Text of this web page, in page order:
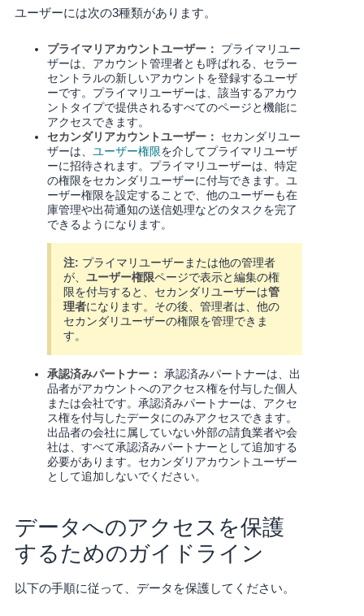
本
語
JP
English
- JP
ロ
グ
ン
さ
っ
そ
く
始
め
る
ユーザーには次の3種類があります。
プライマリアカウントユーザー：
プライマリユー
ザーは、アカウント管理者とも呼ばれる、セラー
セントラルの新しいアカウントを登録するユーザ
ーです。プライマリユーザーは、該当するアカウ
ントタイプで提供されるすべてのページと機能に
アクセスできます。
セカンダリアカウントユーザー：
セカンダリユー
ザーは、 ユーザー権限を介してプライマリユーザ
ーに招待されます。プライマリユーザーは、特定
の権限をセカンダリユーザーに付与できます。ユ
ーザー権限を設定することで、他のユーザーも在
庫管理や出荷通知の送信処理などのタスクを完了
できるようになります。
注: プライマリユーザーまたは他の管理者
が、 ユーザー権限ページで表示と編集の権
限を付与すると、セカンダリユーザーは管
理者になります。その後、管理者は、他の
セカンダリユーザーの権限を管理できま
す。
承認済みパートナー： 承認済みパートナーは、出
品者がアカウントへのアクセス権を付与した個人
または会社です。承認済みパートナーは、アクセ
ス権を付与したデータにのみアクセスできます。
出品者の会社に属していない外部の請負業者や会
社は、すべて承認済みパートナーとして追加する
必要があります。セカンダリアカウントユーザー
として追加しないでください。
データへのアクセスを保護
するためのガイドライン
以下の手順に従って、データを保護してください。